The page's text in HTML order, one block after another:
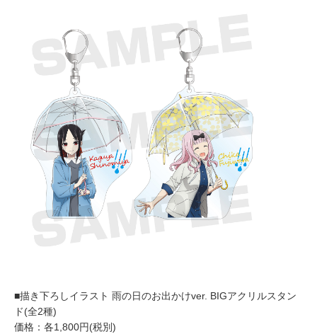
■描き下ろしイラスト 雨の日のお出かけver. BIGアクリルスタン
ド(全2種)
価格：各1,800円(税別)